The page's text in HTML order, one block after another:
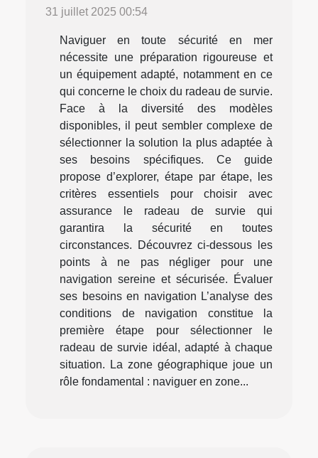
31 juillet 2025 00:54
Naviguer en toute sécurité en mer
nécessite une préparation rigoureuse et
un équipement adapté, notamment en ce
qui concerne le choix du radeau de survie.
Face à la diversité des modèles
disponibles, il peut sembler complexe de
sélectionner la solution la plus adaptée à
ses besoins spécifiques. Ce guide
propose d’explorer, étape par étape, les
critères essentiels pour choisir avec
assurance le radeau de survie qui
garantira la sécurité en toutes
circonstances. Découvrez ci-dessous les
points à ne pas négliger pour une
navigation sereine et sécurisée. Évaluer
ses besoins en navigation L’analyse des
conditions de navigation constitue la
première étape pour sélectionner le
radeau de survie idéal, adapté à chaque
situation. La zone géographique joue un
rôle fondamental : naviguer en zone...